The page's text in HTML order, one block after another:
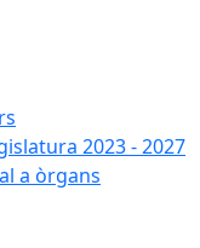
2023 - 2027
a òrgans